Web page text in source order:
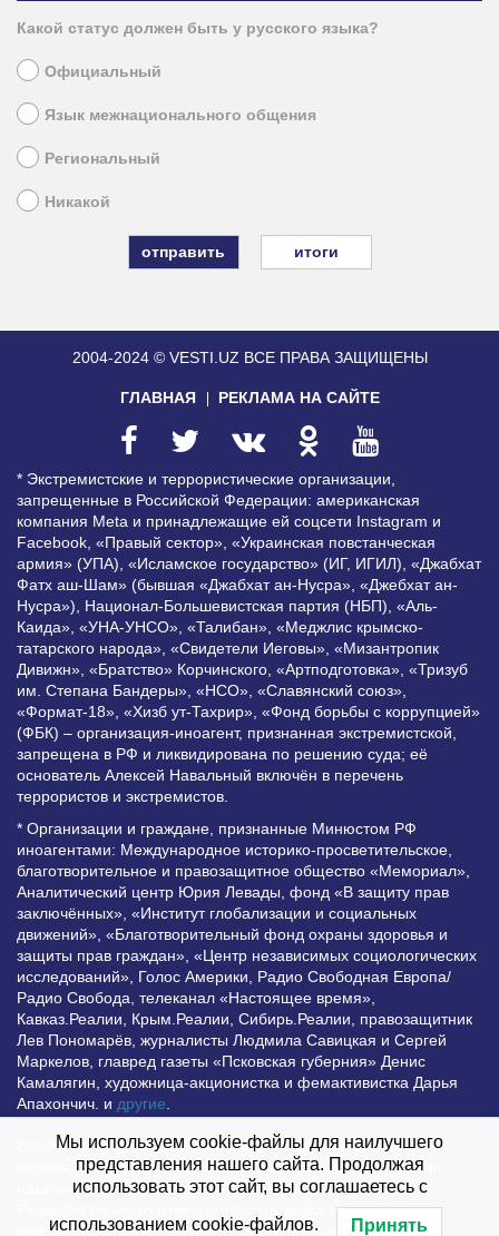
Какой статус должен быть у русского языка?
Официальный
Язык межнационального общения
Региональный
Никакой
итоги
2004-2024 © VESTI.UZ ВСЕ ПРАВА ЗАЩИЩЕНЫ
ГЛАВНАЯ РЕКЛАМА НА САЙТЕ
* Экстремистские и террористические организации,
запрещенные в Российской Федерации: американская
компания Meta и принадлежащие ей соцсети Instagram и
Facebook, «Правый сектор», «Украинская повстанческая
армия» (УПА), «Исламское государство» (ИГ, ИГИЛ), «Джабхат
Фатх аш-Шам» (бывшая «Джабхат ан-Нусра», «Джебхат ан-
Нусра»), Национал-Большевистская партия (НБП), «Аль-
Каида», «УНА-УНСО», «Талибан», «Меджлис крымско-
татарского народа», «Свидетели Иеговы», «Мизантропик
Дивижн», «Братство» Корчинского, «Артподготовка», «Тризуб
им. Степана Бандеры», «НСО», «Славянский союз»,
«Формат-18», «Хизб ут-Тахрир», «Фонд борьбы с коррупцией»
(ФБК) – организация-иноагент, признанная экстремистской,
запрещена в РФ и ликвидирована по решению суда; её
основатель Алексей Навальный включён в перечень
террористов и экстремистов.
* Организации и граждане, признанные Минюстом РФ
иноагентами: Международное историко-просветительское,
благотворительное и правозащитное общество «Мемориал»,
Аналитический центр Юрия Левады, фонд «В защиту прав
заключённых», «Институт глобализации и социальных
движений», «Благотворительный фонд охраны здоровья и
защиты прав граждан», «Центр независимых социологических
исследований», Голос Америки, Радио Свободная Европа/
Радио Свобода, телеканал «Настоящее время»,
Кавказ.Реалии, Крым.Реалии, Сибирь.Реалии, правозащитник
Лев Пономарёв, журналисты Людмила Савицкая и Сергей
Маркелов, главред газеты «Псковская губерния» Денис
Камалягин, художница-акционистка и фемактивистка Дарья
Апахончич. и другие
Все права защищены и охраняются законом. Любое
использование материалов сайта допустимо при условии
наличия активной гиперссылки на Vesti.UZ.
Редакция не несет ответственности за достоверность
информации, опубликованной в рекламных объявлениях.
Мы используем cookie-файлы для наилучшего
представления нашего сайта. Продолжая
использовать этот сайт, вы соглашаетесь с
использованием cookie-файлов. Принять